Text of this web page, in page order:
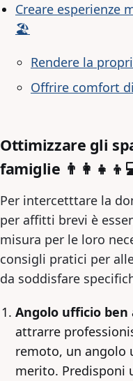
Creare esperienze
🏖️
Rendere la
Offrire comfort
Ottimizzare gli
famiglie
Per intercetttare la
per affitti brevi è
misura per le loro
consigli pratici per
da soddisfare
Angolo ufficio
attrarre
remoto, un angolo
merito. Predisponi